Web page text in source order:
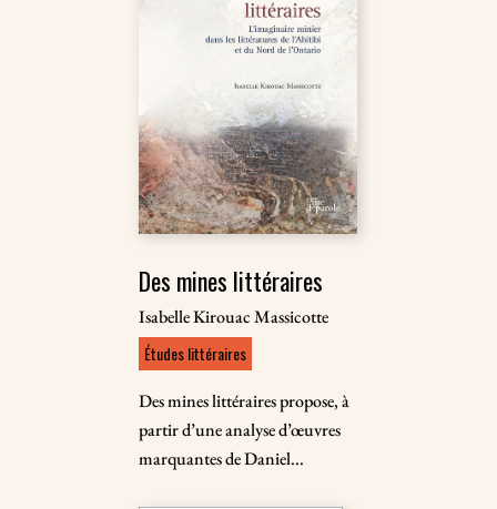
Des mines littéraires
Isabelle Kirouac Massicotte
Études littéraires
Des mines littéraires propose, à
partir d’une analyse d’œuvres
marquantes de Daniel...